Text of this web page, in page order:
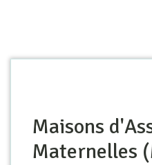
Maisons
Maternelles